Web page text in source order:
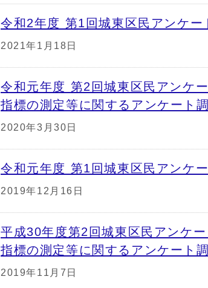
令和2年度 第1回城東区民アンケー
2021年1月18日
令和元年度 第2回城東区民アンケ
指標の測定等に関するアンケート調
2020年3月30日
令和元年度 第1回城東区民アンケー
2019年12月16日
平成30年度第2回城東区民アンケ
指標の測定等に関するアンケート
2019年11月7日